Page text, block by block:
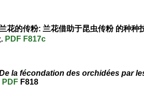
花的传粉: 兰花借助于昆虫传粉 的种种
PDF F817c
la fécondation des orchidées par
PDF F818